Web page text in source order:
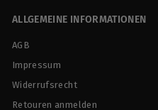
ALLGEMEINE INFORMATIONEN
AGB
Impressum
Widerrufsrecht
Retouren anmelden